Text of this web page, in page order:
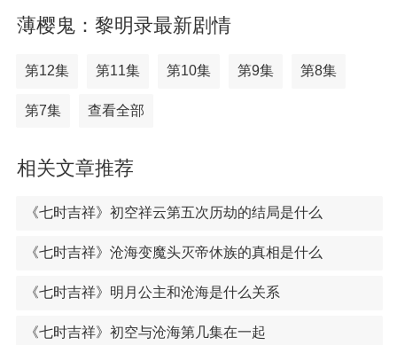
薄樱鬼：黎明录最新剧情
第12集 第11集 第10集 第9集 第8集
第7集 查看全部
相关文章推荐
《七时吉祥》初空祥云第五次历劫的结局是什么
《七时吉祥》沧海变魔头灭帝休族的真相是什么
《七时吉祥》明月公主和沧海是什么关系
《七时吉祥》初空与沧海第几集在一起